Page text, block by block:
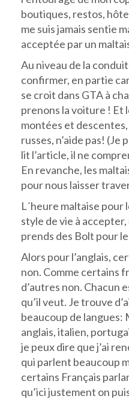
boutiques, restos,
me suis jamais sentie
acceptée par un
Au niveau de la
confirmer, en partie
se croit dans GTA à
prenons la voiture ! Et
montées et
russes, n’aide pas! (Je
lit l’article, il ne
En revanche, les
pour nous laisser
L´heure maltaise pour
style de vie à
prends des Bolt pour
Alors pour l’anglais,
non. Comme certains
d’autres non. Chacun
qu’il veut. Je trouve
beaucoup de langues:
anglais, italien,
je peux dire que j’ai
qui parlent beaucoup
certains Français
qu’ici justement on